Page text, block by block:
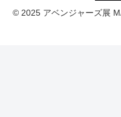
© 2025 アベンジャーズ展